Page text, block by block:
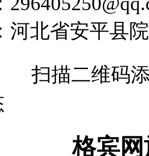
河北省安平县
扫描二维码
格宾